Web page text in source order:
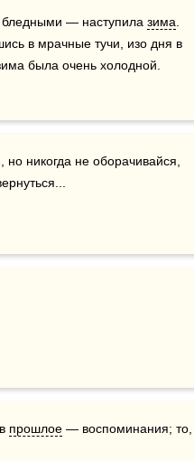
бледными — наступила зима
в мрачные тучи, изо дня в
была очень холодной.
никогда не оборачивайся,
прошлое — воспоминания; то,